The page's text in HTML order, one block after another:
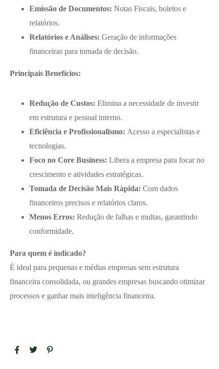
Emissão de Documentos: Notas Fiscais, boletos e
relatórios.
Relatórios e Análises: Geração de informações
financeiras para tomada de decisão.
Principais Benefícios:
Redução de Custos: Elimina a necessidade de investir
em estrutura e pessoal interno.
Eficiência e Profissionalismo: Acesso a especialistas e
tecnologias.
Foco no Core Business: Libera a empresa para focar no
crescimento e atividades estratégicas.
Tomada de Decisão Mais Rápida: Com dados
financeiros precisos e relatórios claros.
Menos Erros: Redução de falhas e multas, garantindo
conformidade.
Para quem é indicado?
É ideal para pequenas e médias empresas sem estrutura
financeira consolidada, ou grandes empresas buscando otimizar
processos e ganhar mais inteligência financeira.